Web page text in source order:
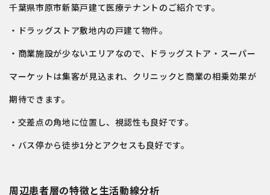
千葉県市原市新築戸建て医療テナントのご紹介です。
・ドラッグストア敷地内の戸建て物件。
・商業施設が少ないエリアなので、ドラッグストア・スーパー
マーケットは集客が見込まれ、クリニックと商業の相乗効果が
期待できます。
・交差点の角地に位置し、視認性も良好です。
・バス停から徒歩1分とアクセスも良好です。
周辺患者層の特徴と生活動線分析